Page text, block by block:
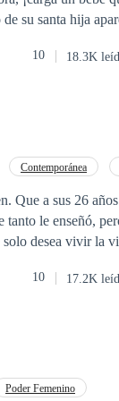
su santa hija
los corazones de
10 18.3K
Contemporánea
Que a sus 26
tanto le enseñó,
solo desea vivir la
en su
10 17.2K
Poder Femenino